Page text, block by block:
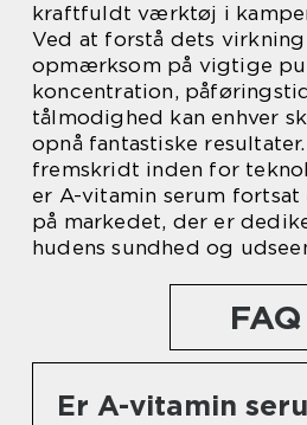
kraftfuldt værktøj i
Ved at forstå dets
opmærksom på vigtige
koncentration,
tålmodighed kan enhver
opnå fantastiske
fremskridt inden for
er A-vitamin serum
på markedet, der er
hudens sundhed og
FAQ
Er A-vitamin